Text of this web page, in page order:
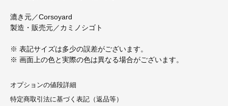
漉き元／Corsoyard
製造・販売元／カミノシゴト
※ 表記サイズは多少の誤差がございます。
※ 画面上の色と実際の色は異なる場合がございます。
オプションの値段詳細
特定商取引法に基づく表記（返品等）